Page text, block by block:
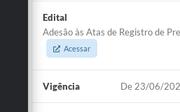
Edital
Adesão às Atas de Registro de
Acessar
Vigência De 23/06/